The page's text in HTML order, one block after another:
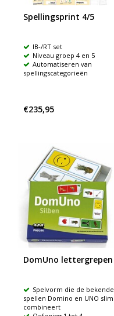
Spellingsprint 4/5
IB-/RT set
Niveau groep 4 en 5
Automatiseren van
spellingscategorieën
€235,95
DomUno lettergrepen
Spelvorm die de bekende
spellen Domino en UNO slim
combineert